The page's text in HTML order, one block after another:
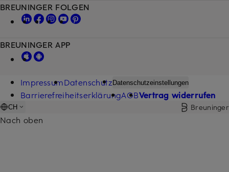
BREUNINGER FOLGEN
BREUNINGER APP
ImpressumDatenschutz Datenschutzeinstellungen
BarrierefreiheitserklärungAGBVertrag widerrufen
CH Breuninger
Nach oben